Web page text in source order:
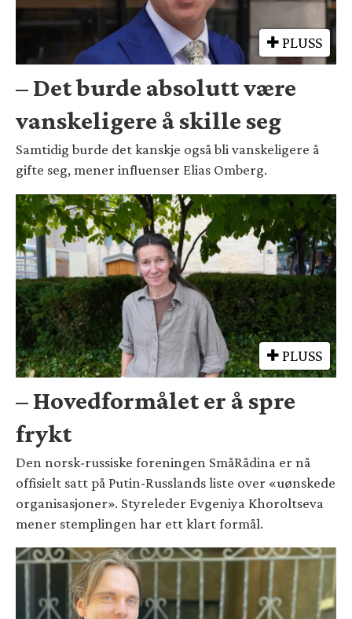
PLUSS
– Det burde absolutt være
vanskeligere å skille seg
Samtidig burde det kanskje også bli vanskeligere å
gifte seg, mener influenser Elias Omberg.
PLUSS
– Hovedformålet er å spre
frykt
Den norsk-russiske foreningen SmåRådina er nå
offisielt satt på Putin-Russlands liste over «uønskede
organisasjoner». Styreleder Evgeniya Khoroltseva
mener stemplingen har ett klart formål.